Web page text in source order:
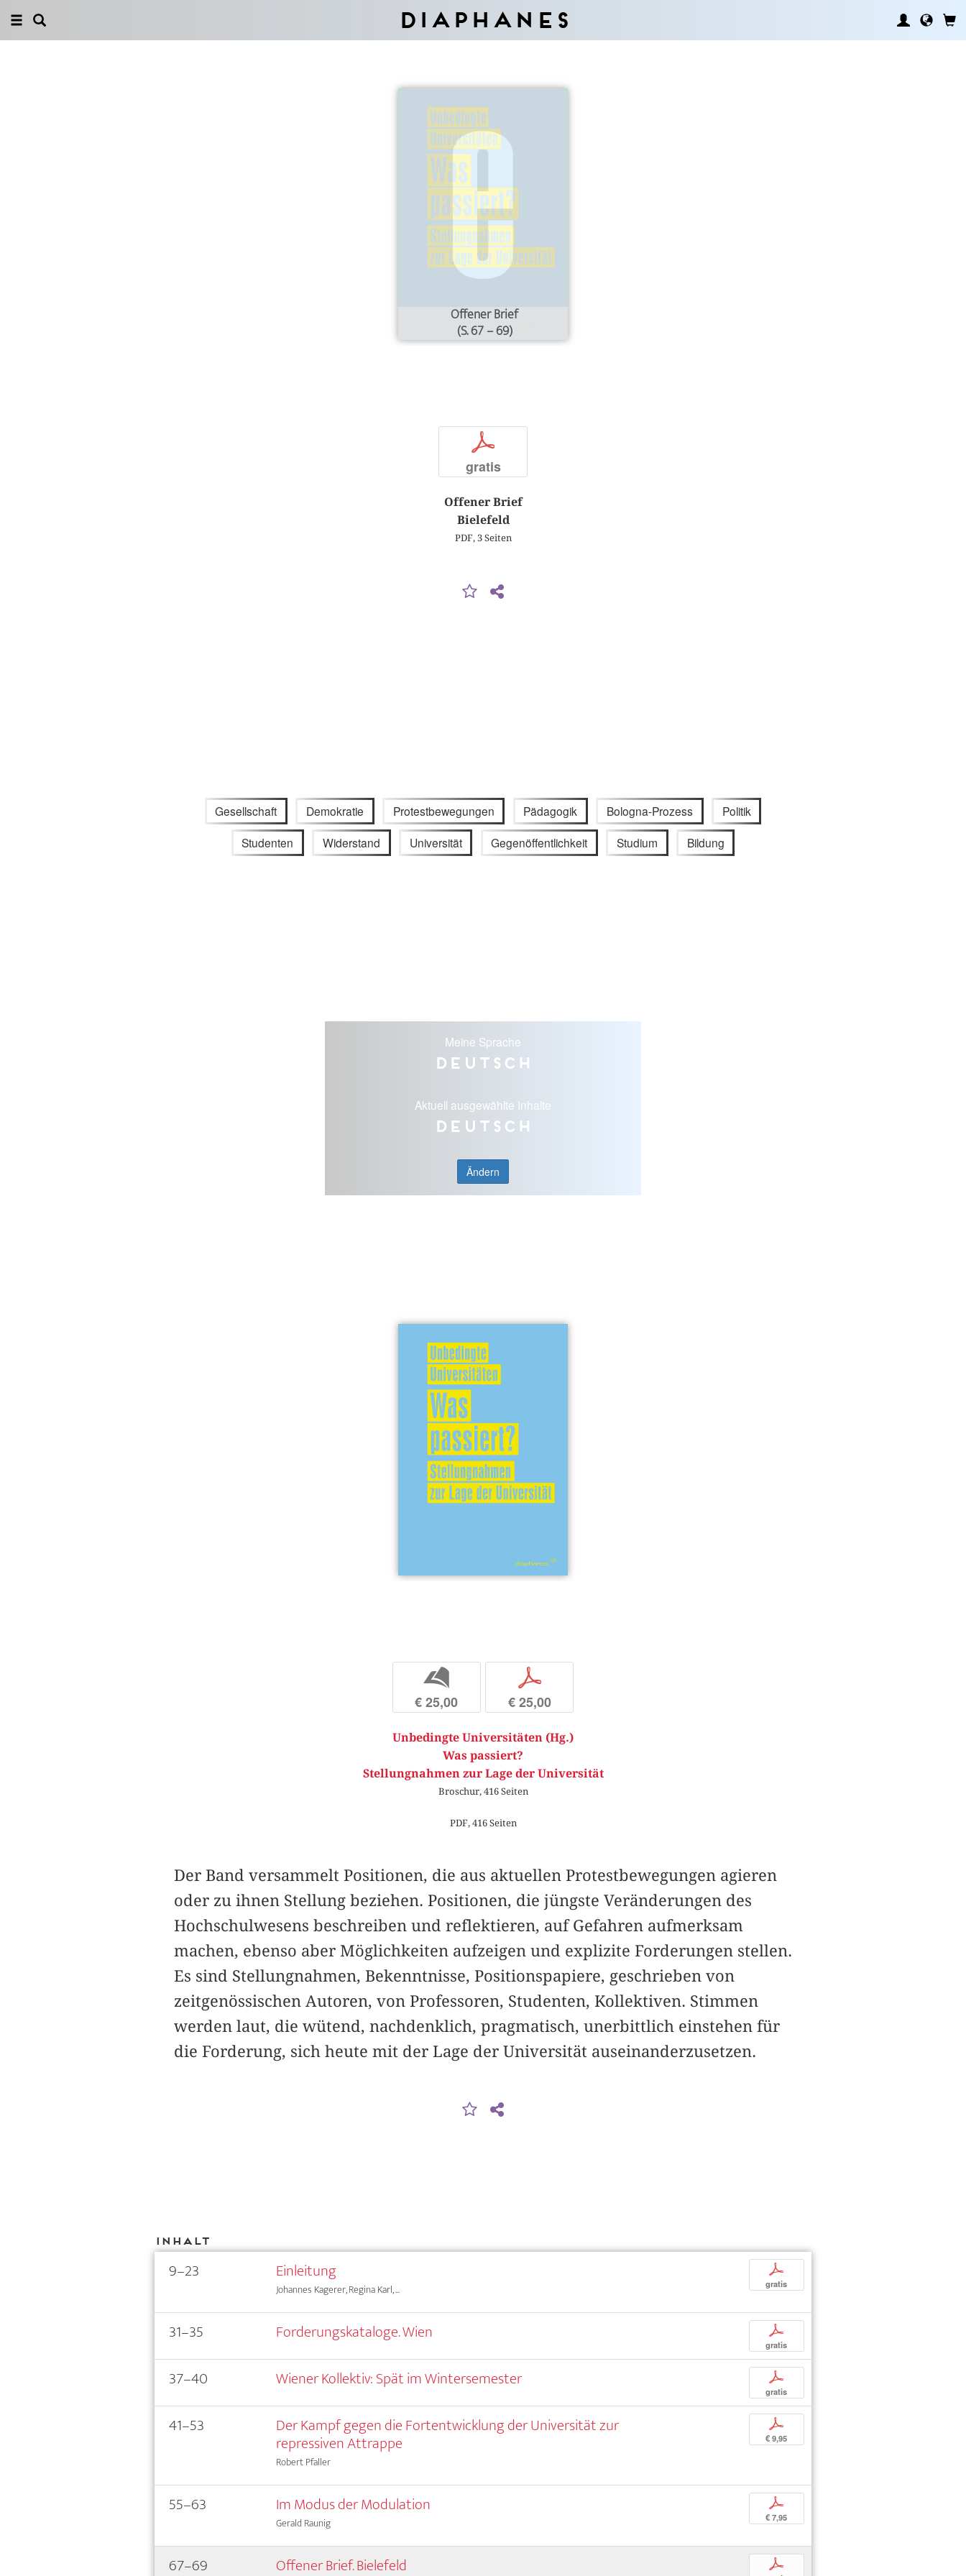
Diaphanes
Offener Brief
(S. 67 – 69)
p
gratis
Offener Brief
Bielefeld
PDF, 3 Seiten
Gesellschaft Demokratie Protestbewegungen Pädagogik Bologna-Prozess Politik
Studenten Widerstand Universität Gegenöffentlichkeit Studium Bildung
Meine Sprache
Deutsch
Aktuell ausgewählte Inhalte
Deutsch
Ändern
b
€ 25,00
p
€ 25,00
Unbedingte Universitäten (Hg.)
Was passiert?
Stellungnahmen zur Lage der Universität
Broschur, 416 Seiten
PDF, 416 Seiten
Der Band versammelt Positionen, die aus ­aktuellen Protestbewegungen agieren
oder zu ihnen Stellung beziehen. Positionen, die jüngste Veränderungen des
Hochschulwesens beschreiben und reflektieren, auf Gefahren aufmerksam
machen, ebenso aber Möglichkeiten aufzeigen und explizite Forderungen stellen.
Es sind Stellungnahmen, Bekenntnisse, Positionspapiere, geschrieben von
zeitgenössischen Autoren, von Professoren, Studenten, Kollektiven. Stimmen
werden laut, die wütend, nachdenklich, pragmatisch, unerbittlich einstehen für
die Forderung, sich heute mit der Lage der Universität auseinanderzusetzen.
Inhalt
9–23 Einleitung
Johannes Kagerer, Regina Karl, ...
p
gratis
31–35 Forderungskataloge. Wien p
gratis
37–40 Wiener Kollektiv: Spät im Wintersemester p
gratis
41–53 Der Kampf gegen die Fortentwicklung der Universität zur
repressiven Attrappe
Robert Pfaller
p
€ 9,95
55–63 Im Modus der Modulation
Gerald Raunig
p
€ 7,95
67–69 Offener Brief. Bielefeld p